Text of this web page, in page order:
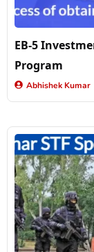
EB-5
Program
Abhishek Kumar